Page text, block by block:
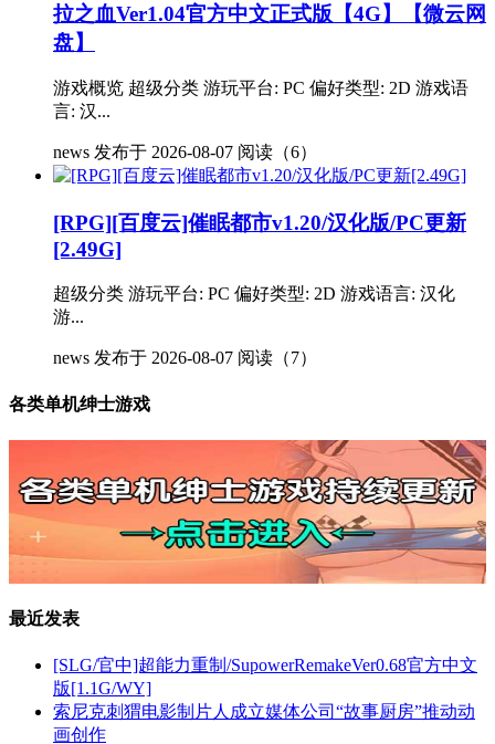
拉之血Ver1.04官方中文正式版【4G】【微云网
盘】
游戏概览 超级分类 游玩平台: PC 偏好类型: 2D 游戏语
言: 汉...
news 发布于 2026-08-07 阅读（6）
[RPG][百度云]催眠都市v1.20/汉化版/PC更新
[2.49G]
超级分类 游玩平台: PC 偏好类型: 2D 游戏语言: 汉化
游...
news 发布于 2026-08-07 阅读（7）
各类单机绅士游戏
最近发表
[SLG/官中]超能力重制/SupowerRemakeVer0.68官方中文
版[1.1G/WY]
索尼克刺猬电影制片人成立媒体公司“故事厨房”推动动
画创作